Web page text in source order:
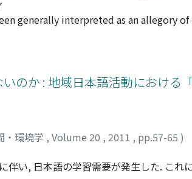
generally interpreted as an allegory
point of view, however, does not
presented only briefly ?" In this
an area that has yet to receive full
used, such as "dog, " "tree, " and "car."
narrative of the novel. The
that Vineland has its own
のか : 地域日本語活動における
・環境学 , Volume 20 , 2011 , pp.57-65 )
い, 日本語の学習需要が発生した. これ